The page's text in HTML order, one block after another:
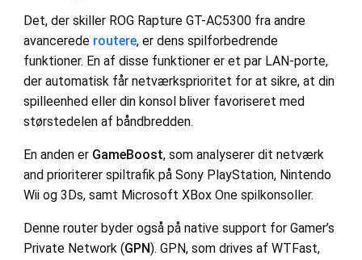
Det, der skiller ROG Rapture GT-AC5300 fra andre
avancerede routere, er dens spilforbedrende
funktioner. En af disse funktioner er et par LAN-porte,
der automatisk får netværksprioritet for at sikre, at din
spilleenhed eller din konsol bliver favoriseret med
størstedelen af båndbredden.
En anden er GameBoost, som analyserer dit netværk
and prioriterer spiltrafik på Sony PlayStation, Nintendo
Wii og 3Ds, samt Microsoft XBox One spilkonsoller.
Denne router byder også på native support for Gamer’s
Private Network (GPN). GPN, som drives af WTFast,